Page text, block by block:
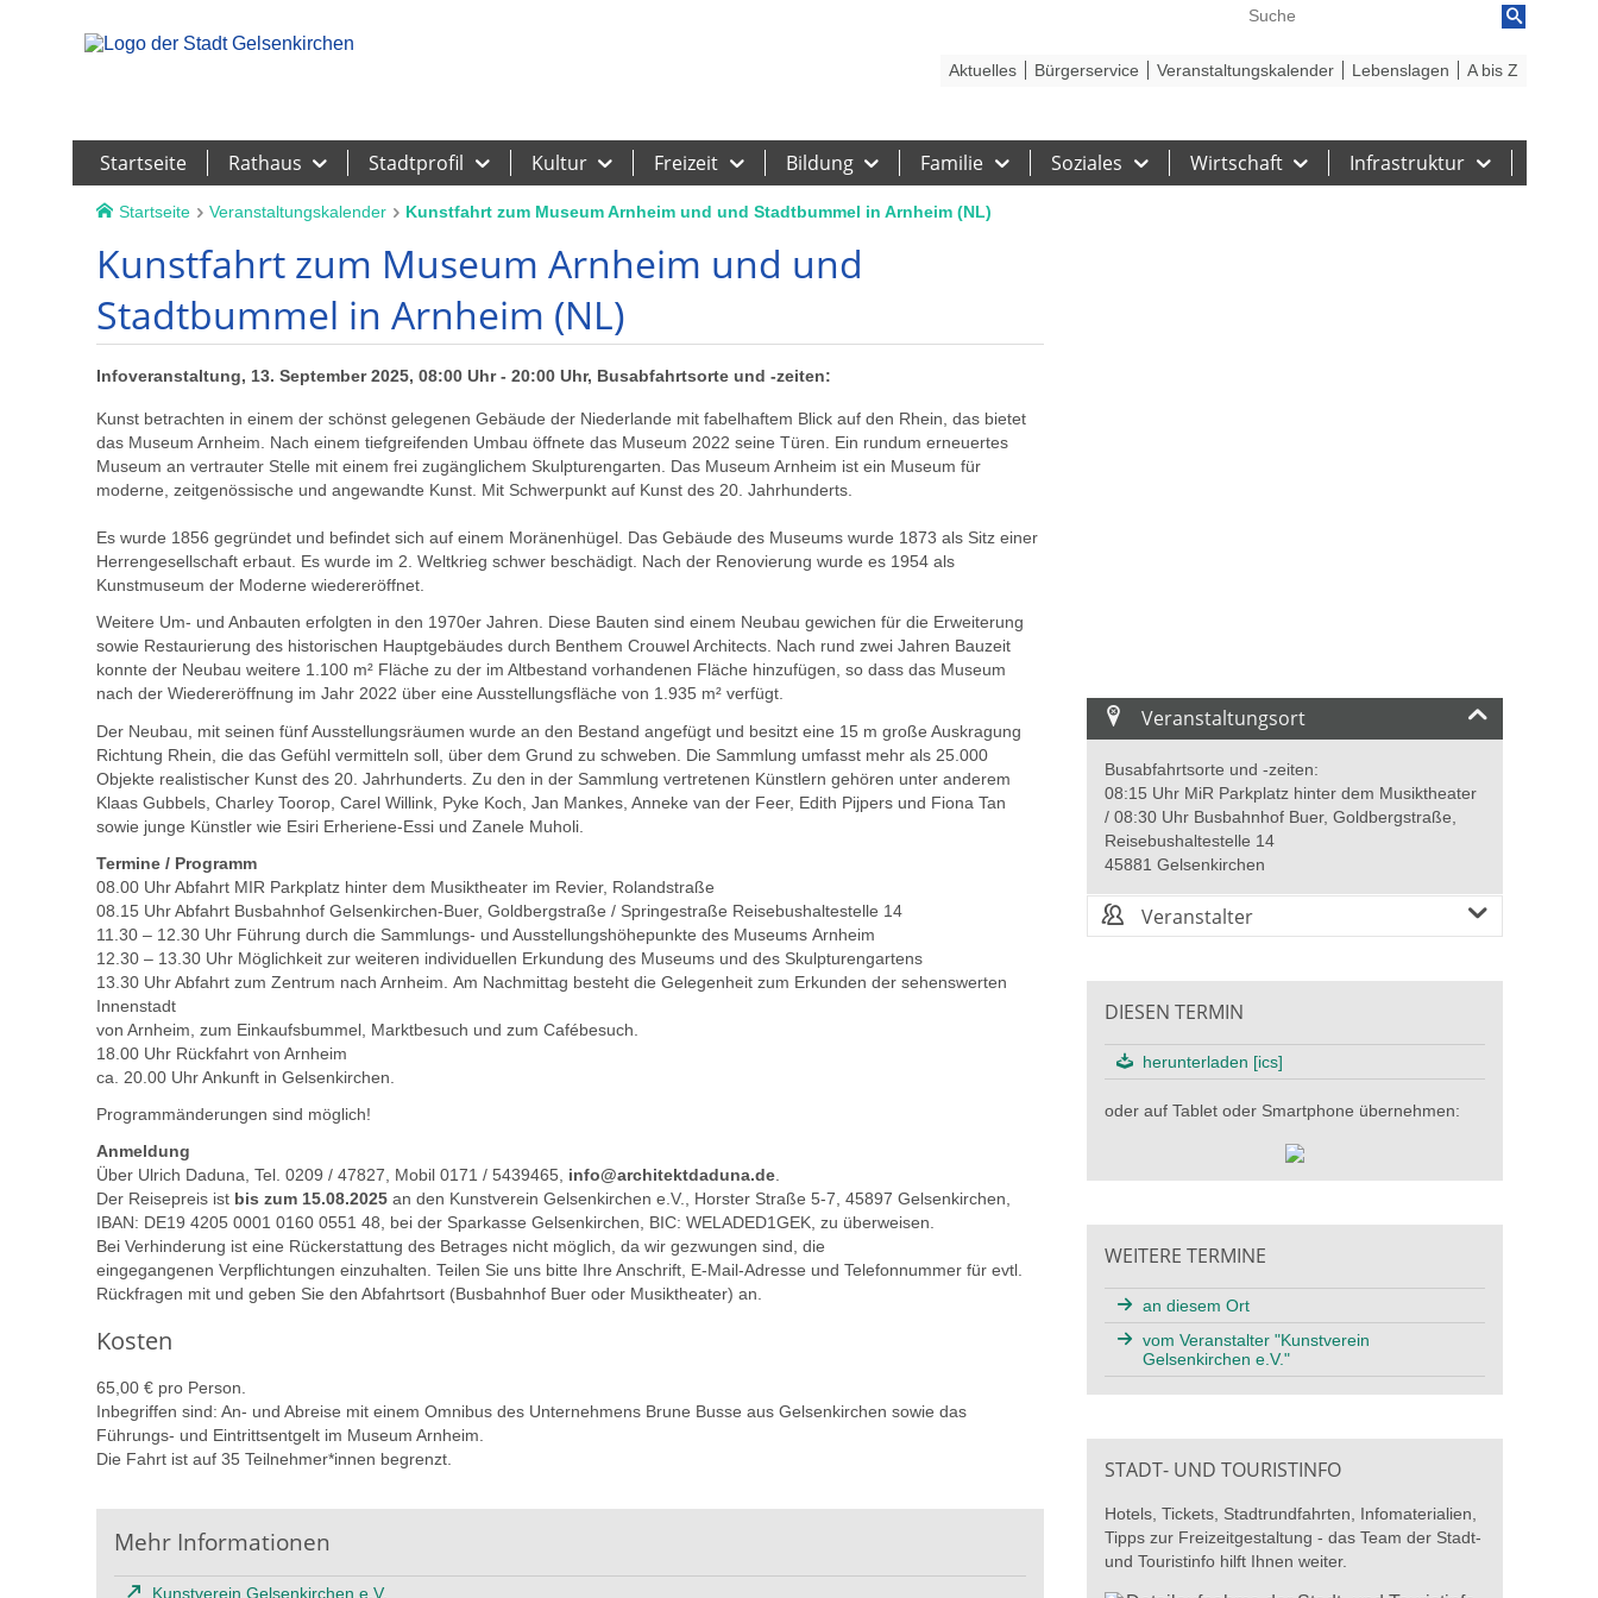
Startseite Rathaus Stadtprofil Kultur Freizeit Bildung Familie Soziales Wirtschaft Infrastruktur
Aktuelles Bürgerservice Veranstaltungskalender Lebenslagen A bis Z
Startseite Veranstaltungskalender Kunstfahrt zum Museum Arnheim und und Stadtbummel in Arnheim (NL)
Kunstfahrt zum Museum Arnheim und und
Stadtbummel in Arnheim (NL)
Infoveranstaltung, 13. September 2025, 08:00 Uhr - 20:00 Uhr, Busabfahrtsorte und -zeiten:
Kunst betrachten in einem der schönst gelegenen Gebäude der Niederlande mit fabelhaftem Blick auf den Rhein, das bietet
das Museum Arnheim. Nach einem tiefgreifenden Umbau öffnete das Museum 2022 seine Türen. Ein rundum erneuertes
Museum an vertrauter Stelle mit einem frei zugänglichem Skulpturengarten. Das Museum Arnheim ist ein Museum für
moderne, zeitgenössische und angewandte Kunst. Mit Schwerpunkt auf Kunst des 20. Jahrhunderts.
Es wurde 1856 gegründet und befindet sich auf einem Moränenhügel. Das Gebäude des Museums wurde 1873 als Sitz einer
Herrengesellschaft erbaut. Es wurde im 2. Weltkrieg schwer beschädigt. Nach der Renovierung wurde es 1954 als
Kunstmuseum der Moderne wiedereröffnet.
Weitere Um- und Anbauten erfolgten in den 1970er Jahren. Diese Bauten sind einem Neubau gewichen für die Erweiterung
sowie Restaurierung des historischen Hauptgebäudes durch Benthem Crouwel Architects. Nach rund zwei Jahren Bauzeit
konnte der Neubau weitere 1.100 m² Fläche zu der im Altbestand vorhandenen Fläche hinzufügen, so dass das Museum
nach der Wiedereröffnung im Jahr 2022 über eine Ausstellungsfläche von 1.935 m² verfügt.
Der Neubau, mit seinen fünf Ausstellungsräumen wurde an den Bestand angefügt und besitzt eine 15 m große Auskragung
Richtung Rhein, die das Gefühl vermitteln soll, über dem Grund zu schweben. Die Sammlung umfasst mehr als 25.000
Objekte realistischer Kunst des 20. Jahrhunderts. Zu den in der Sammlung vertretenen Künstlern gehören unter anderem
Klaas Gubbels, Charley Toorop, Carel Willink, Pyke Koch, Jan Mankes, Anneke van der Feer, Edith Pijpers und Fiona Tan
sowie junge Künstler wie Esiri Erheriene-Essi und Zanele Muholi.
Termine / Programm
08.00 Uhr Abfahrt MIR Parkplatz hinter dem Musiktheater im Revier, Rolandstraße
08.15 Uhr Abfahrt Busbahnhof Gelsenkirchen-Buer, Goldbergstraße / Springestraße Reisebushaltestelle 14
11.30 – 12.30 Uhr Führung durch die Sammlungs- und Ausstellungshöhepunkte des Museums Arnheim
12.30 – 13.30 Uhr Möglichkeit zur weiteren individuellen Erkundung des Museums und des Skulpturengartens
13.30 Uhr Abfahrt zum Zentrum nach Arnheim. Am Nachmittag besteht die Gelegenheit zum Erkunden der sehenswerten
Innenstadt
von Arnheim, zum Einkaufsbummel, Marktbesuch und zum Cafébesuch.
18.00 Uhr Rückfahrt von Arnheim
ca. 20.00 Uhr Ankunft in Gelsenkirchen.
Programmänderungen sind möglich!
Anmeldung
Über Ulrich Daduna, Tel. 0209 / 47827, Mobil 0171 / 5439465, info@architektdaduna.de.
Der Reisepreis ist bis zum 15.08.2025an den Kunstverein Gelsenkirchen e.V., Horster Straße 5-7, 45897 Gelsenkirchen,
IBAN: DE19 4205 0001 0160 0551 48, bei der Sparkasse Gelsenkirchen, BIC: WELADED1GEK, zu überweisen.
Bei Verhinderung ist eine Rückerstattung des Betrages nicht möglich, da wir gezwungen sind, die
eingegangenen Verpflichtungen einzuhalten. Teilen Sie uns bitte Ihre Anschrift, E-Mail-Adresse und Telefonnummer für evtl.
Rückfragen mit und geben Sie den Abfahrtsort (Busbahnhof Buer oder Musiktheater) an.
Kosten
65,00 € pro Person.
Inbegriffen sind: An- und Abreise mit einem Omnibus des Unternehmens Brune Busse aus Gelsenkirchen sowie das
Führungs- und Eintrittsentgelt im Museum Arnheim.
Die Fahrt ist auf 35 Teilnehmer*innen begrenzt.
Mehr Informationen
Kunstverein Gelsenkirchen e.V.
Veranstaltungsort
Busabfahrtsorte und -zeiten:
08:15 Uhr MiR Parkplatz hinter dem Musiktheater
/ 08:30 Uhr Busbahnhof Buer, Goldbergstraße,
Reisebushaltestelle 14
45881 Gelsenkirchen
Veranstalter
DIESEN TERMIN
herunterladen [ics]
oder auf Tablet oder Smartphone übernehmen:
WEITERE TERMINE
an diesem Ort
vom Veranstalter "Kunstverein
Gelsenkirchen e.V."
STADT- UND TOURISTINFO
Hotels, Tickets, Stadtrundfahrten, Infomaterialien,
Tipps zur Freizeitgestaltung - das Team der Stadt-
und Touristinfo hilft Ihnen weiter.